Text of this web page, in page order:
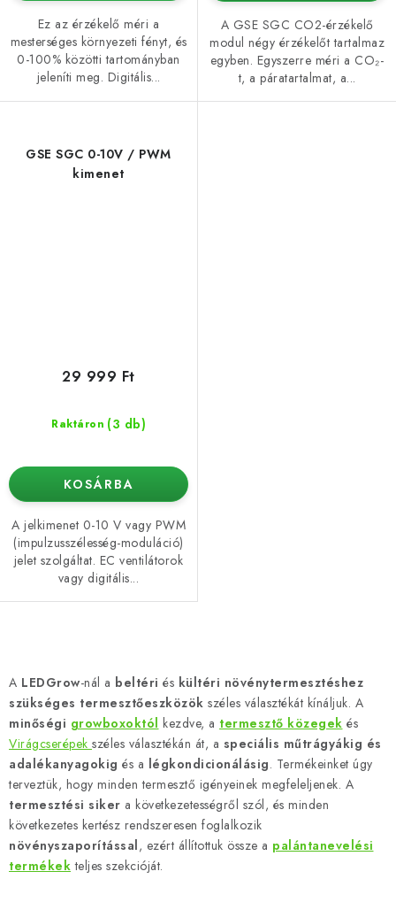
Ez az érzékelő méri a
mesterséges környezeti fényt, és
0-100% közötti tartományban
jeleníti meg. Digitális...
A GSE SGC CO2-érzékelő
modul négy érzékelőt tartalmaz
egyben. Egyszerre méri a CO₂-
t, a páratartalmat, a...
GSE SGC 0-10V / PWM
kimenet
Raktáron (3 db)
29 999 Ft
KOSÁRBA
A jelkimenet 0-10 V vagy PWM
(impulzusszélesség-moduláció)
jelet szolgáltat. EC ventilátorok
vagy digitális...
i
s
t
a
i
r
á
n
y
A LEDGrow-nál a beltéri és kültéri növénytermesztéshez
szükséges termesztőeszközök széles választékát kínáljuk. A
minőségi growboxoktól kezdve, a termesztő közegek és
Virágcserépek széles választékán át, a speciális műtrágyákig és
adalékanyagokig és a légkondicionálásig. Termékeinket úgy
terveztük, hogy minden termesztő igényeinek megfeleljenek. A
termesztési siker a következetességről szól, és minden
következetes kertész rendszeresen foglalkozik
növényszaporítással, ezért állítottuk össze a palántanevelési
termékek teljes szekcióját.